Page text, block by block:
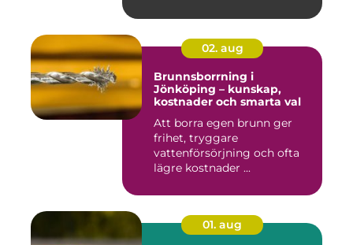
02. aug
Brunnsborrning i
Jönköping – kunskap,
kostnader och smarta val
Att borra egen brunn ger
frihet, tryggare
vattenförsörjning och ofta
lägre kostnader ...
01. aug